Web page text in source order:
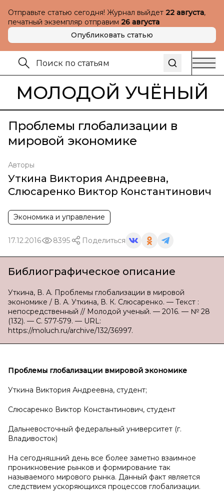
Отправьте статью сегодня! Журнал выйдет 22 августа,
печатный экземпляр отправим 26 августа
Опубликовать статью
МОЛОДОЙ УЧЁНЫЙ
Проблемы глобализации в
мировой экономике
Авторы
Уткина Виктория Андреевна,
Слюсаренко Виктор Константинович
Экономика и управление
17.12.2016 8395 Поделиться
Библиографическое описание
Уткина, В. А. Проблемы глобализации в мировой
экономике / В. А. Уткина, В. К. Слюсаренко. — Текст :
непосредственный // Молодой ученый. — 2016. — № 28
(132). — С. 577-579. — URL:
https://moluch.ru/archive/132/36997.
Проблемы глобализации вмировой экономике
Уткина Виктория Андреевна, студент;
Слюсаренко Виктор Константинович, студент
Дальневосточный федеральный университет (г.
Владивосток)
На сегодняшний день все более заметно взаимное
проникновение рынков и формирование так
называемого мирового рынка. Данный факт является
следствием ускоряющихся процессов глобализации.